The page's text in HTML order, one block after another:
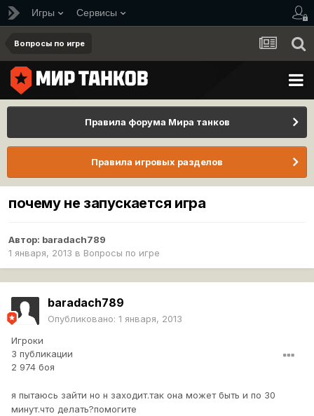
Игры Сервисы
Вопросы по игре
Правила форума Мира танков
Правила игровых разделов
почему не запускается игра
Автор: baradach789
1 января, 2013 в Вопросы по игре
baradach789
Опубликовано: 1 января, 2013
Игроки
3 публикации
2 974 боя
я пытаюсь зайти но н заходит.так она может быть и по 30
минут.что делать?помогите